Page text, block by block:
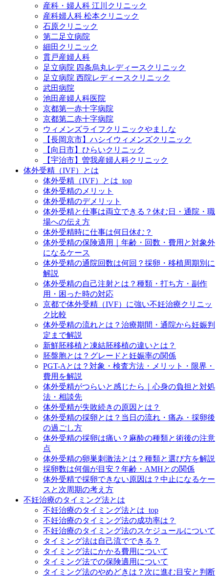
産科・婦人科 江川クリニック
産科婦人科 松本クリニック
石原クリニック
第二足立病院
細田クリニック
貫戸産婦人科
足立病院 四条烏丸レディースクリニック
足立病院 西院レディースクリニック
武田病院
池田産婦人科医院
京都第一赤十字病院
京都第二赤十字病院
ウィメンズライフクリニックやましな
【長岡京市】ハシイウィメンズクリニック
【向日市】ひらいクリニック
【宇治市】曽我産婦人科クリニック
体外受精（IVF）とは
体外受精（IVF）とは_top
体外受精のメリット
体外受精のデメリット
体外受精と仕事は両立できる？休む日・通院・職
場への伝え方
体外受精時に仕事は何日休む？
体外受精の保険適用｜年齢・回数・費用と対象外
になるケース
体外受精の通院回数は何回？採卵・移植周期別に
解説
体外受精の自己注射とは？種類・打ち方・副作
用・困った時の対応
京都で体外受精（IVF）に強い不妊治療クリニッ
ク比較
体外受精の流れとは？治療期間・通院から妊娠判
定まで解説
新鮮胚移植と凍結胚移植の違いとは？
胚盤胞とは？グレードと妊娠率の関係
PGT-Aとは？対象・検査方法・メリット・限界・
費用を解説
体外受精がつらいと感じたら｜心身の負担と対処
法・相談先
体外受精が失敗続きの原因とは？
体外受精の採卵とは？当日の流れ・痛み・採卵後
の過ごし方
体外受精の採卵は痛い？麻酔の種類と術後の注意
点
体外受精の卵巣刺激法とは？種類と選び方を解説
採卵数は何個が目安？年齢・AMHとの関係
体外受精で採卵できない原因は？中止になるケー
スと次周期の考え方
不妊治療のタイミング法とは
不妊治療のタイミング法とは_top
不妊治療のタイミング法の成功率は？
不妊治療のタイミング法のスケジュールについて
タイミング法は自己流でできる？
タイミング法にかかる費用について
タイミング法での保険適用について
タイミング法のやめどきは？次に進む目安と判断